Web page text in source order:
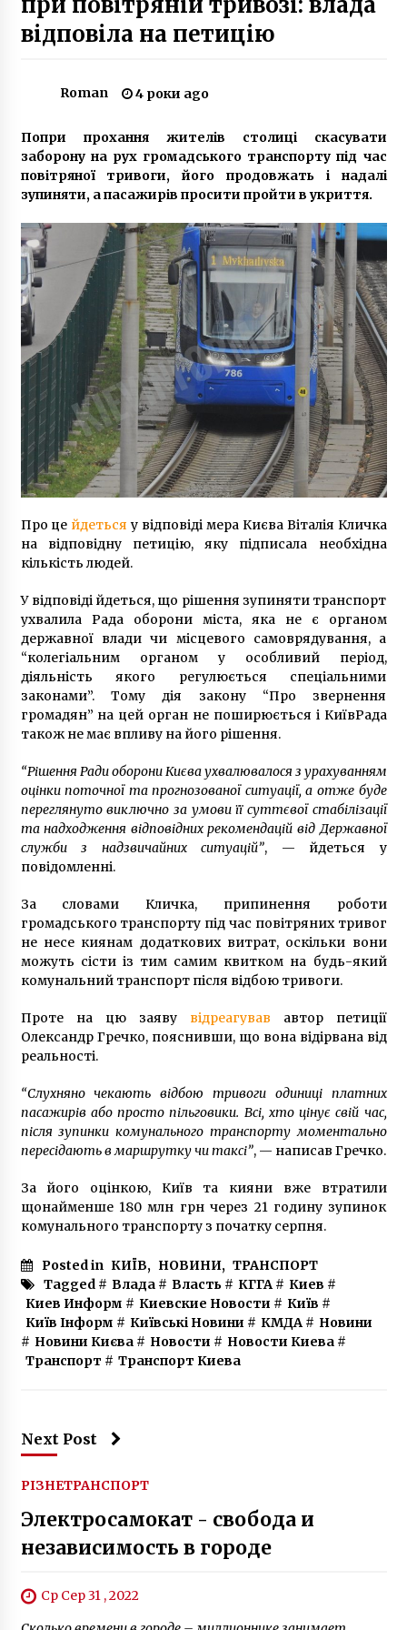
5 років ago
7 років ago
Як генетичні тести допомагають вибрати
лікування раку?
7 місяців ago
У Києві 32-річна жінка використовувала
малолітню доньку для заняття жебрацтвом
5 років ago
«Укрзалізниця» відкрила продаж квитків на
деякі поїзди західного напрямку
6 років ago
На Київщині за добу сталося три смертельні
ДТП
8 років ago
відповіла на петицію
Roman 4 роки ago
Попри прохання жителів столиці скасувати
заборону на рух громадського транспорту під час
повітряної тривоги, його продовжать і надалі
зупиняти, а пасажирів просити пройти в укриття.
Про це йдеться у відповіді мера Києва Віталія Кличка
на відповідну петицію, яку підписала необхідна
кількість людей.
У відповіді йдеться, що рішення зупиняти транспорт
ухвалила Рада оборони міста, яка не є органом
державної влади чи місцевого самоврядування, а
“колегіальним органом у особливий період,
діяльність якого регулюється спеціальними
законами”. Тому дія закону “Про звернення
громадян” на цей орган не поширюється і КиївРада
також не має впливу на його рішення.
“Рішення Ради оборони Києва ухвалювалося з урахуванням
оцінки поточної та прогнозованої ситуації, а отже буде
переглянуто виключно за умови її суттєвої стабілізації
та надходження відповідних рекомендацій від Державної
служби з надзвичайних ситуацій”, — йдеться у
повідомленні.
За словами Кличка, припинення роботи
громадського транспорту під час повітряних тривог
не несе киянам додаткових витрат, оскільки вони
можуть сісти із тим самим квитком на будь-який
комунальний транспорт після відбою тривоги.
Проте на цю заяву відреагував автор петиції
Олександр Гречко, пояснивши, що вона відірвана від
реальності.
“Слухняно чекають відбою тривоги одиниці платних
пасажирів або просто пільговики. Всі, хто цінує свій час,
після зупинки комунального транспорту моментально
пересідають в маршрутку чи таксі”, — написав Гречко.
За його оцінкою, Київ та кияни вже втратили
щонайменше 180 млн грн через 21 годину зупинок
комунального транспорту з початку серпня.
Posted in КИЇВ, НОВИНИ, ТРАНСПОРТ
Tagged # Влада# Власть# КГГА# Киев #
Киев Информ # Киевские Новости # Київ #
Київ Інформ # Київські Новини # КМДА# Новини
# Новини Києва# Новости # Новости Киева#
Транспорт # Транспорт Киева
Next Post
РІЗНЕТРАНСПОРТ
Электросамокат - свобода и
независимость в городе
Ср Сер 31 , 2022